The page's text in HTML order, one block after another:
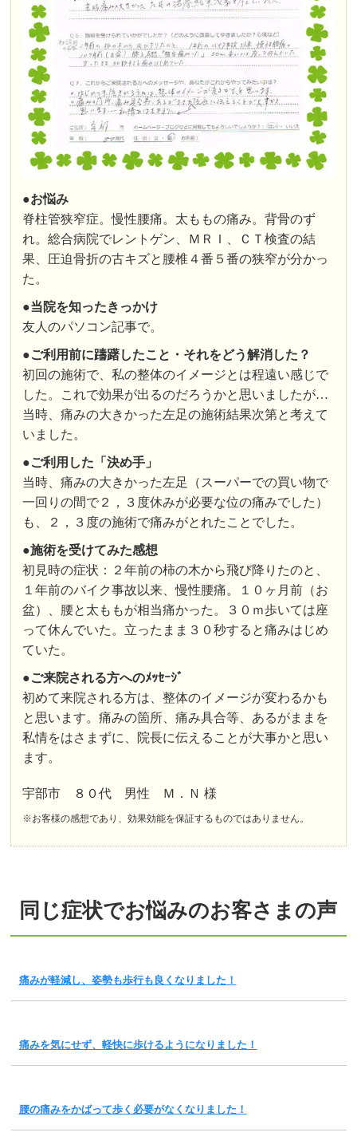
●お悩み
脊柱管狭窄症。慢性腰痛。太ももの痛み。背骨のず
れ。総合病院でレントゲン、ＭＲＩ、ＣＴ検査の結
果、圧迫骨折の古キズと腰椎４番５番の狭窄が分かっ
た。
●当院を知ったきっかけ
友人のパソコン記事で。
●ご利用前に躊躇したこと・それをどう解消した？
初回の施術で、私の整体のイメージとは程遠い感じで
した。これで効果が出るのだろうかと思いましたが…
当時、痛みの大きかった左足の施術結果次第と考えて
いました。
●ご利用した「決め手」
当時、痛みの大きかった左足（スーパーでの買い物で
一回りの間で２，３度休みが必要な位の痛みでした）
も、２，３度の施術で痛みがとれたことでした。
●施術を受けてみた感想
初見時の症状：２年前の柿の木から飛び降りたのと、
１年前のバイク事故以来、慢性腰痛。１０ヶ月前（お
盆）、腰と太ももが相当痛かった。３０ｍ歩いては座
って休んでいた。立ったまま３０秒すると痛みはじめ
ていた。
●ご来院される方へのﾒｯｾｰｼﾞ
初めて来院される方は、整体のイメージが変わるかも
と思います。痛みの箇所、痛み具合等、あるがままを
私情をはさまずに、院長に伝えることが大事かと思い
ます。
宇部市 ８０代 男性 Ｍ．Ｎ 様
※お客様の感想であり、効果効能を保証するものではありません。
同じ症状でお悩みのお客さまの声
痛みが軽減し、姿勢も歩行も良くなりました！
痛みを気にせず、軽快に歩けるようになりました！
腰の痛みをかばって歩く必要がなくなりました！